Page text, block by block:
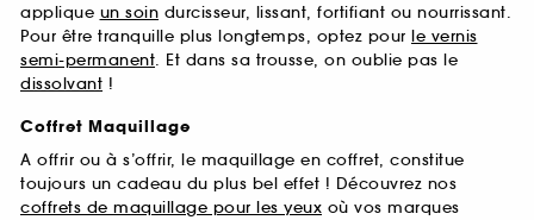
applique un soin durcisseur, lissant, fortifiant ou nourrissant.
Pour être tranquille plus longtemps, optez pour le vernis
semi-permanent. Et dans sa trousse, on oublie pas le
dissolvant !
Coffret Maquillage
A offrir ou à s’offrir, le maquillage en coffret, constitue
toujours un cadeau du plus bel effet ! Découvrez nos
coffrets de maquillage pour les yeux où vos marques